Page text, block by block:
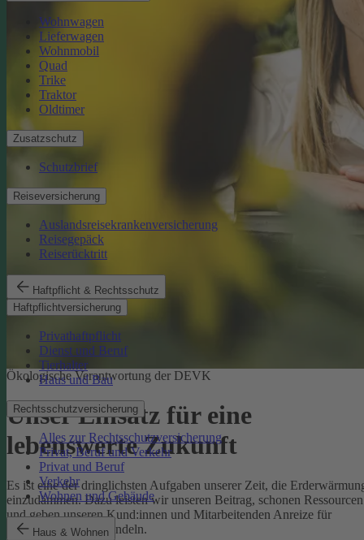
Wohnwagen
Lieferwagen
Wohnmobil
Quad
Trike
Traktor
Oldtimer
Zusatzschutz
Schutzbrief
Reiseversicherung
Auslandsreisekrankenversicherung
Reisegepäck
Reiserücktritt
Haftpflicht & Rechtsschutz
Haftpflichtversicherung
Privathaftpflicht
Dienst und Beruf
Tierhalter
Haus und Bau
Rechtsschutzversicherung
Alles zur Rechtsschutzversicherung
Privat, Beruf und Verkehr
Privat und Beruf
Verkehr
Wohnen und Gebäude
Haus & Wohnen
Ökologische Verantwortung der DEVK
Unser Einsatz für eine
lebenswerte Zukunft
Es ist eine der dringlichsten Aufgaben unserer Zeit, die
einzudämmen. Dazu leisten wir unseren Beitrag, schonen Ressourcen
und geben unseren Kund:innen und Mitarbeitenden Anreize für
umweltbewusstes Handeln.